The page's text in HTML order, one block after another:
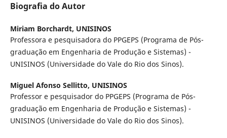
Biografia do Autor
Miriam Borchardt, UNISINOS
Professora e pesquisadora do PPGEPS (Programa de Pós-
graduação em Engenharia de Produção e Sistemas) -
UNISINOS (Universidade do Vale do Rio dos Sinos).
Miguel Afonso Sellitto, UNISINOS
Professor e pesquisador do PPGEPS (Programa de Pós-
graduação em Engenharia de Produção e Sistemas) -
UNISINOS (Universidade do Vale do Rio dos Sinos).